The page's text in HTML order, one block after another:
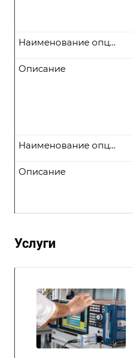
Наименование опции
Описание
Наименование опции
Описание
Услуги